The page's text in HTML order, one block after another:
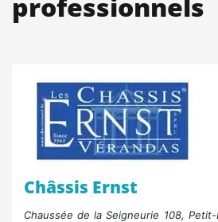
Châssis Ernst
Chaussée de la Seigneurie 108,